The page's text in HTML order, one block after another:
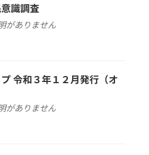
識調査
がありません
令和３年１２月発行（オ
がありません